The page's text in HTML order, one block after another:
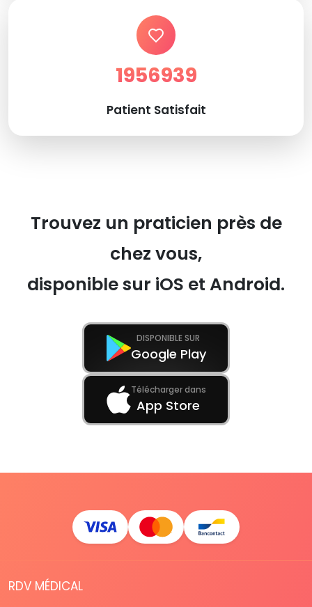
1956939
Patient Satisfait
Trouvez un praticien près de
chez vous,
disponible sur iOS et Android.
DISPONIBLE SUR
Google Play
Télécharger dans
App Store
RDV MÉDICAL